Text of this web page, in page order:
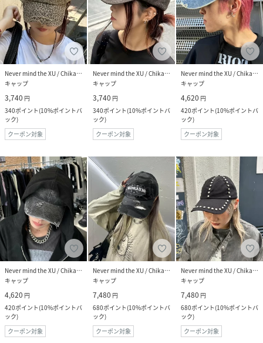
Never mind the XU / Chikashitsu+
キャップ
3,740 円
340ポイント(10%ポイントバ
ック)
クーポン対象
Never mind the XU / Chikashitsu+
キャップ
3,740 円
340ポイント(10%ポイントバ
ック)
クーポン対象
Never mind the XU / Chikashitsu+
キャップ
4,620 円
420ポイント(10%ポイントバ
ック)
クーポン対象
Never mind the XU / Chikashitsu+
キャップ
4,620 円
420ポイント(10%ポイントバ
ック)
クーポン対象
Never mind the XU / Chikashitsu+
キャップ
7,480 円
680ポイント(10%ポイントバ
ック)
クーポン対象
Never mind the XU / Chikashitsu+
キャップ
7,480 円
680ポイント(10%ポイントバ
ック)
クーポン対象